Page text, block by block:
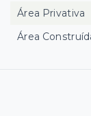
Área Privativa
Área